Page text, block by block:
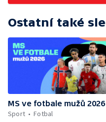
Ostatní také
MS ve fotbale mužů 2026
Sport
Fotbal